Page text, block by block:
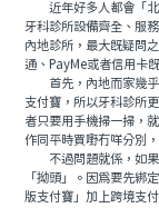
近年好多人都會「北
牙科診所設備齊全、服
內地診所，最大既疑問
通、PayMe或者信用卡
首先，內地而家幾乎
支付寶，所以牙科診所
者只要用手機掃一掃，
作同平時買嘢冇咩分別
不過問題就係，如果
「拗頭」。因爲要先綁
版支付寶」加上跨境支